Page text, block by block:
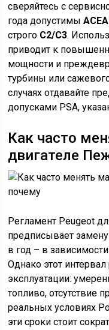
сверяйтесь с
года допустимы
строго C2/C3.
приводит к
мощности и
турбины или
случаях отдавайте
допусками PSA,
Как часто
двигателе
Регламент Peugeot
предписывает
в год – в
Однако этот
эксплуатации:
топливо, отсутствие
реальных условиях
эти сроки стоит